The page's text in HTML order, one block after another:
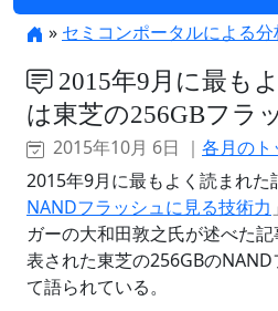
» セミコンポータルによる分
2015年9月に最も
は東芝の256GBフラ
2015年10月 6日 ｜ 各月のト
2015年9月に最もよく読まれた
NANDフラッシュに見る技術力
ガーの大和田敦之氏が述べた
表された東芝の256GBの
て語られている。